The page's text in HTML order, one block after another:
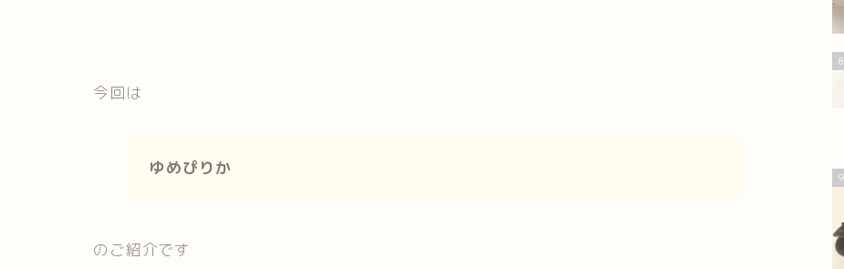
今回は
ゆめぴりか
のご紹介です
8
9